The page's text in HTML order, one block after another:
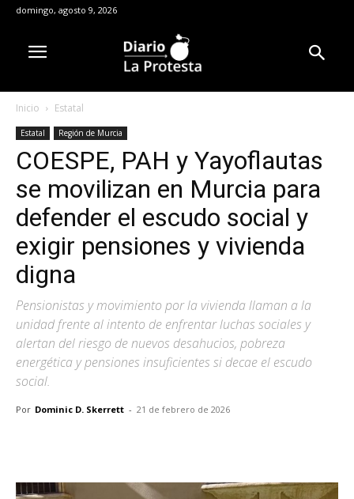
domingo, agosto 9, 2026
Inicio Estatal
Estatal Región de Murcia
COESPE, PAH y Yayoflautas
se movilizan en Murcia para
defender el escudo social y
exigir pensiones y vivienda
digna
Pensionistas y movimiento por la vivienda llaman a la
unidad frente al intento de enfrentar luchas sociales y
alertan del riesgo de nuevos desahucios, pobreza
energética y pensiones insuficientes si decae el escudo
social.
Por Dominic D. Skerrett - 21 de febrero de 2026